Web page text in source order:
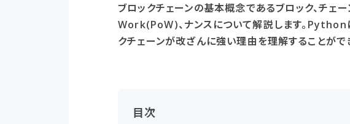
ブロックチェーンの基本概念であるブロック、チェ
Work(PoW)、ナンスについて解説します。Python
クチェーンが改ざんに強い理由を理解することがで
目次